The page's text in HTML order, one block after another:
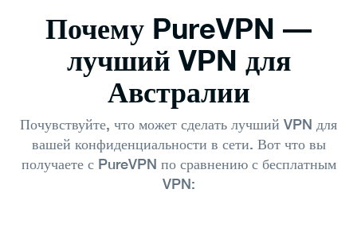
Почему PureVPN —
лучший VPN для
Австралии
Почувствуйте, что может сделать лучший VPN для
вашей конфиденциальности в сети. Вот что вы
получаете с PureVPN по сравнению с бесплатным
VPN: